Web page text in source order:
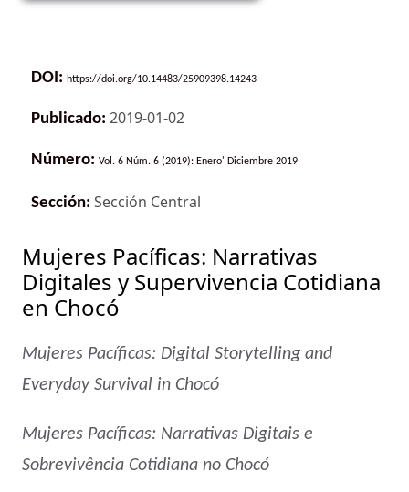
DOI: https://doi.org/10.14483/25909398.14243
Publicado: 2019-01-02
Número: Vol. 6 Núm. 6 (2019): Enero' Diciembre 2019
Sección: Sección Central
Mujeres Pacíficas: Narrativas
Digitales y Supervivencia Cotidiana
en Chocó
Mujeres Pacíficas: Digital Storytelling and
Everyday Survival in Chocó
Mujeres Pacíficas: Narrativas Digitais e
Sobrevivência Cotidiana no Chocó